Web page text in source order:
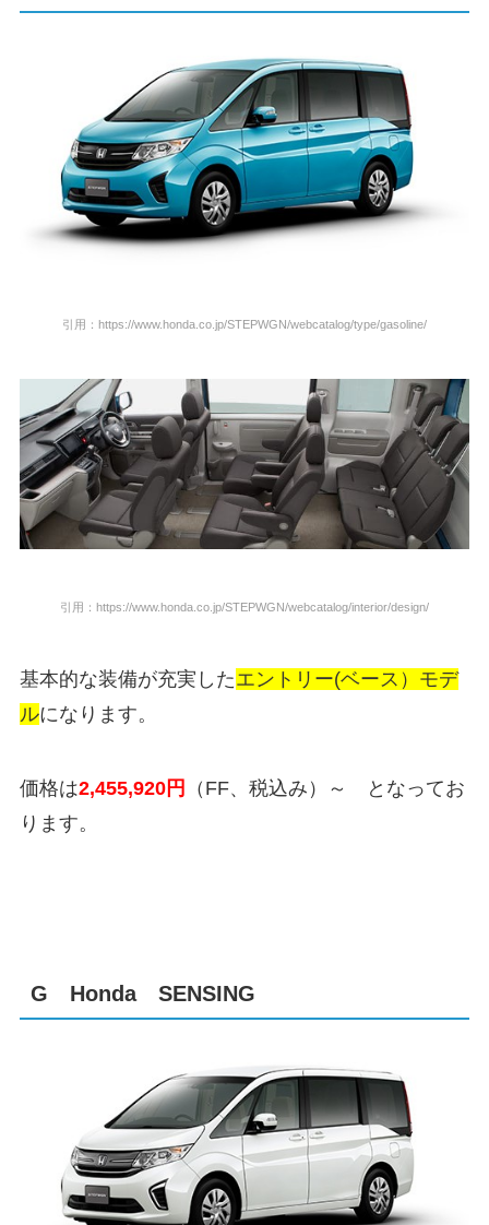
引用：https://www.honda.co.jp/STEPWGN/webcatalog/type/gasoline/
引用：https://www.honda.co.jp/STEPWGN/webcatalog/interior/design/
基本的な装備が充実したエントリー(ベース）モデ
ルになります。
価格は2,455,920円
（FF、税込み）～ となってお
ります。
G Honda SENSING